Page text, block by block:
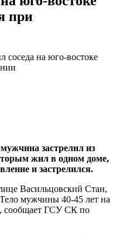
при
соседа на юго-востоке
застрелил из
жил в одном доме,
и застрелился.
Васильцовский Стан,
мужчины 40-45 лет на
сообщает ГСУ СК по